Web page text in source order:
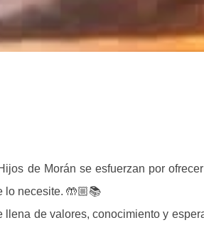
de Morán se esfuerzan por
lo necesite. 🤲🏼📚
de valores, conocimiento y